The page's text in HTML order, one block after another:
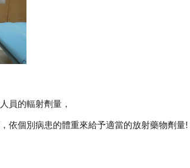
員的輻射劑量，
依個別病患的體重來給予適當的放射藥物劑量!